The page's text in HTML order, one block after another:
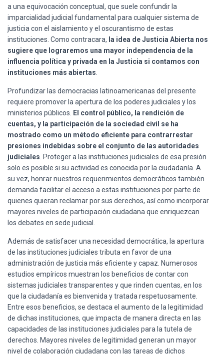
a una equivocación conceptual, que suele confundir la
imparcialidad judicial fundamental para cualquier sistema de
justicia con el aislamiento y el oscurantismo de estas
instituciones. Como contracara, la idea de Justicia Abierta nos
sugiere que lograremos una mayor independencia de la
influencia política y privada en la Justicia si contamos con
instituciones más abiertas
Profundizar las democracias latinoamericanas del presente
requiere promover la apertura de los poderes judiciales y los
ministerios públicos.
El control público, la rendición de
cuentas, y la participación de la sociedad civil se ha
mostrado como un método eficiente para contrarrestar
presiones indebidas sobre el conjunto de las autoridades
judiciales . Proteger a las instituciones judiciales de esa presión
solo es posible si su actividad es conocida por la ciudadanía. A
su vez, honrar nuestros requerimientos democráticos también
demanda facilitar el acceso a estas instituciones por parte de
quienes quieran reclamar por sus derechos, así como incorporar
mayores niveles de participación ciudadana que enriquezcan
los debates en sede judicial.
Además de satisfacer una necesidad democrática, la apertura
de las instituciones judiciales tributa en favor de una
administración de justicia más eficiente y capaz. Numerosos
estudios empíricos muestran los beneficios de contar con
sistemas judiciales transparentes y que rinden cuentas, en los
que la ciudadanía es bienvenida y tratada respetuosamente.
Entre esos beneficios, se destaca el aumento de la legitimidad
de dichas instituciones, que impacta de manera directa en las
capacidades de las instituciones judiciales para la tutela de
derechos. Mayores niveles de legitimidad generan un mayor
nivel de colaboración ciudadana con las tareas de dichos